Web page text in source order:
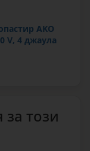
AKO
V, 4 джаула
този